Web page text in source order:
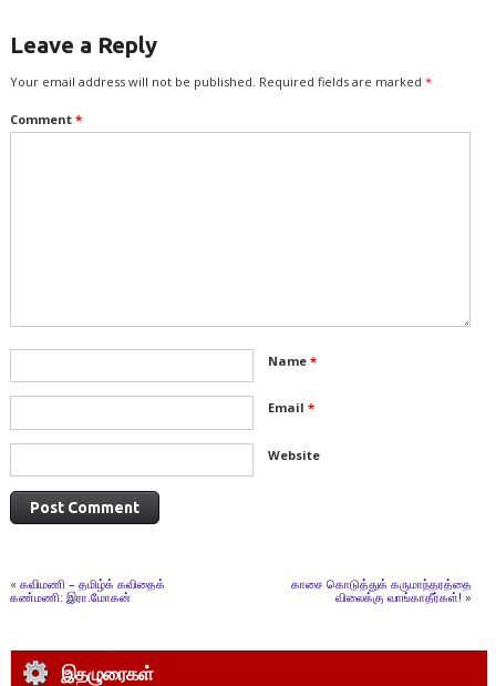
Leave a Reply
Your email address will not be published. Required fields are marked *
Comment *
Name *
Email *
Website
« கவிமணி – தமிழ்க் கவிதைக்
கண்மணி: இரா.மோகன்
காசை கொடுத்துக் கருமாந்தரத்தை
விலைக்கு வாங்காதீர்கள்!»
இதழுரைகள்